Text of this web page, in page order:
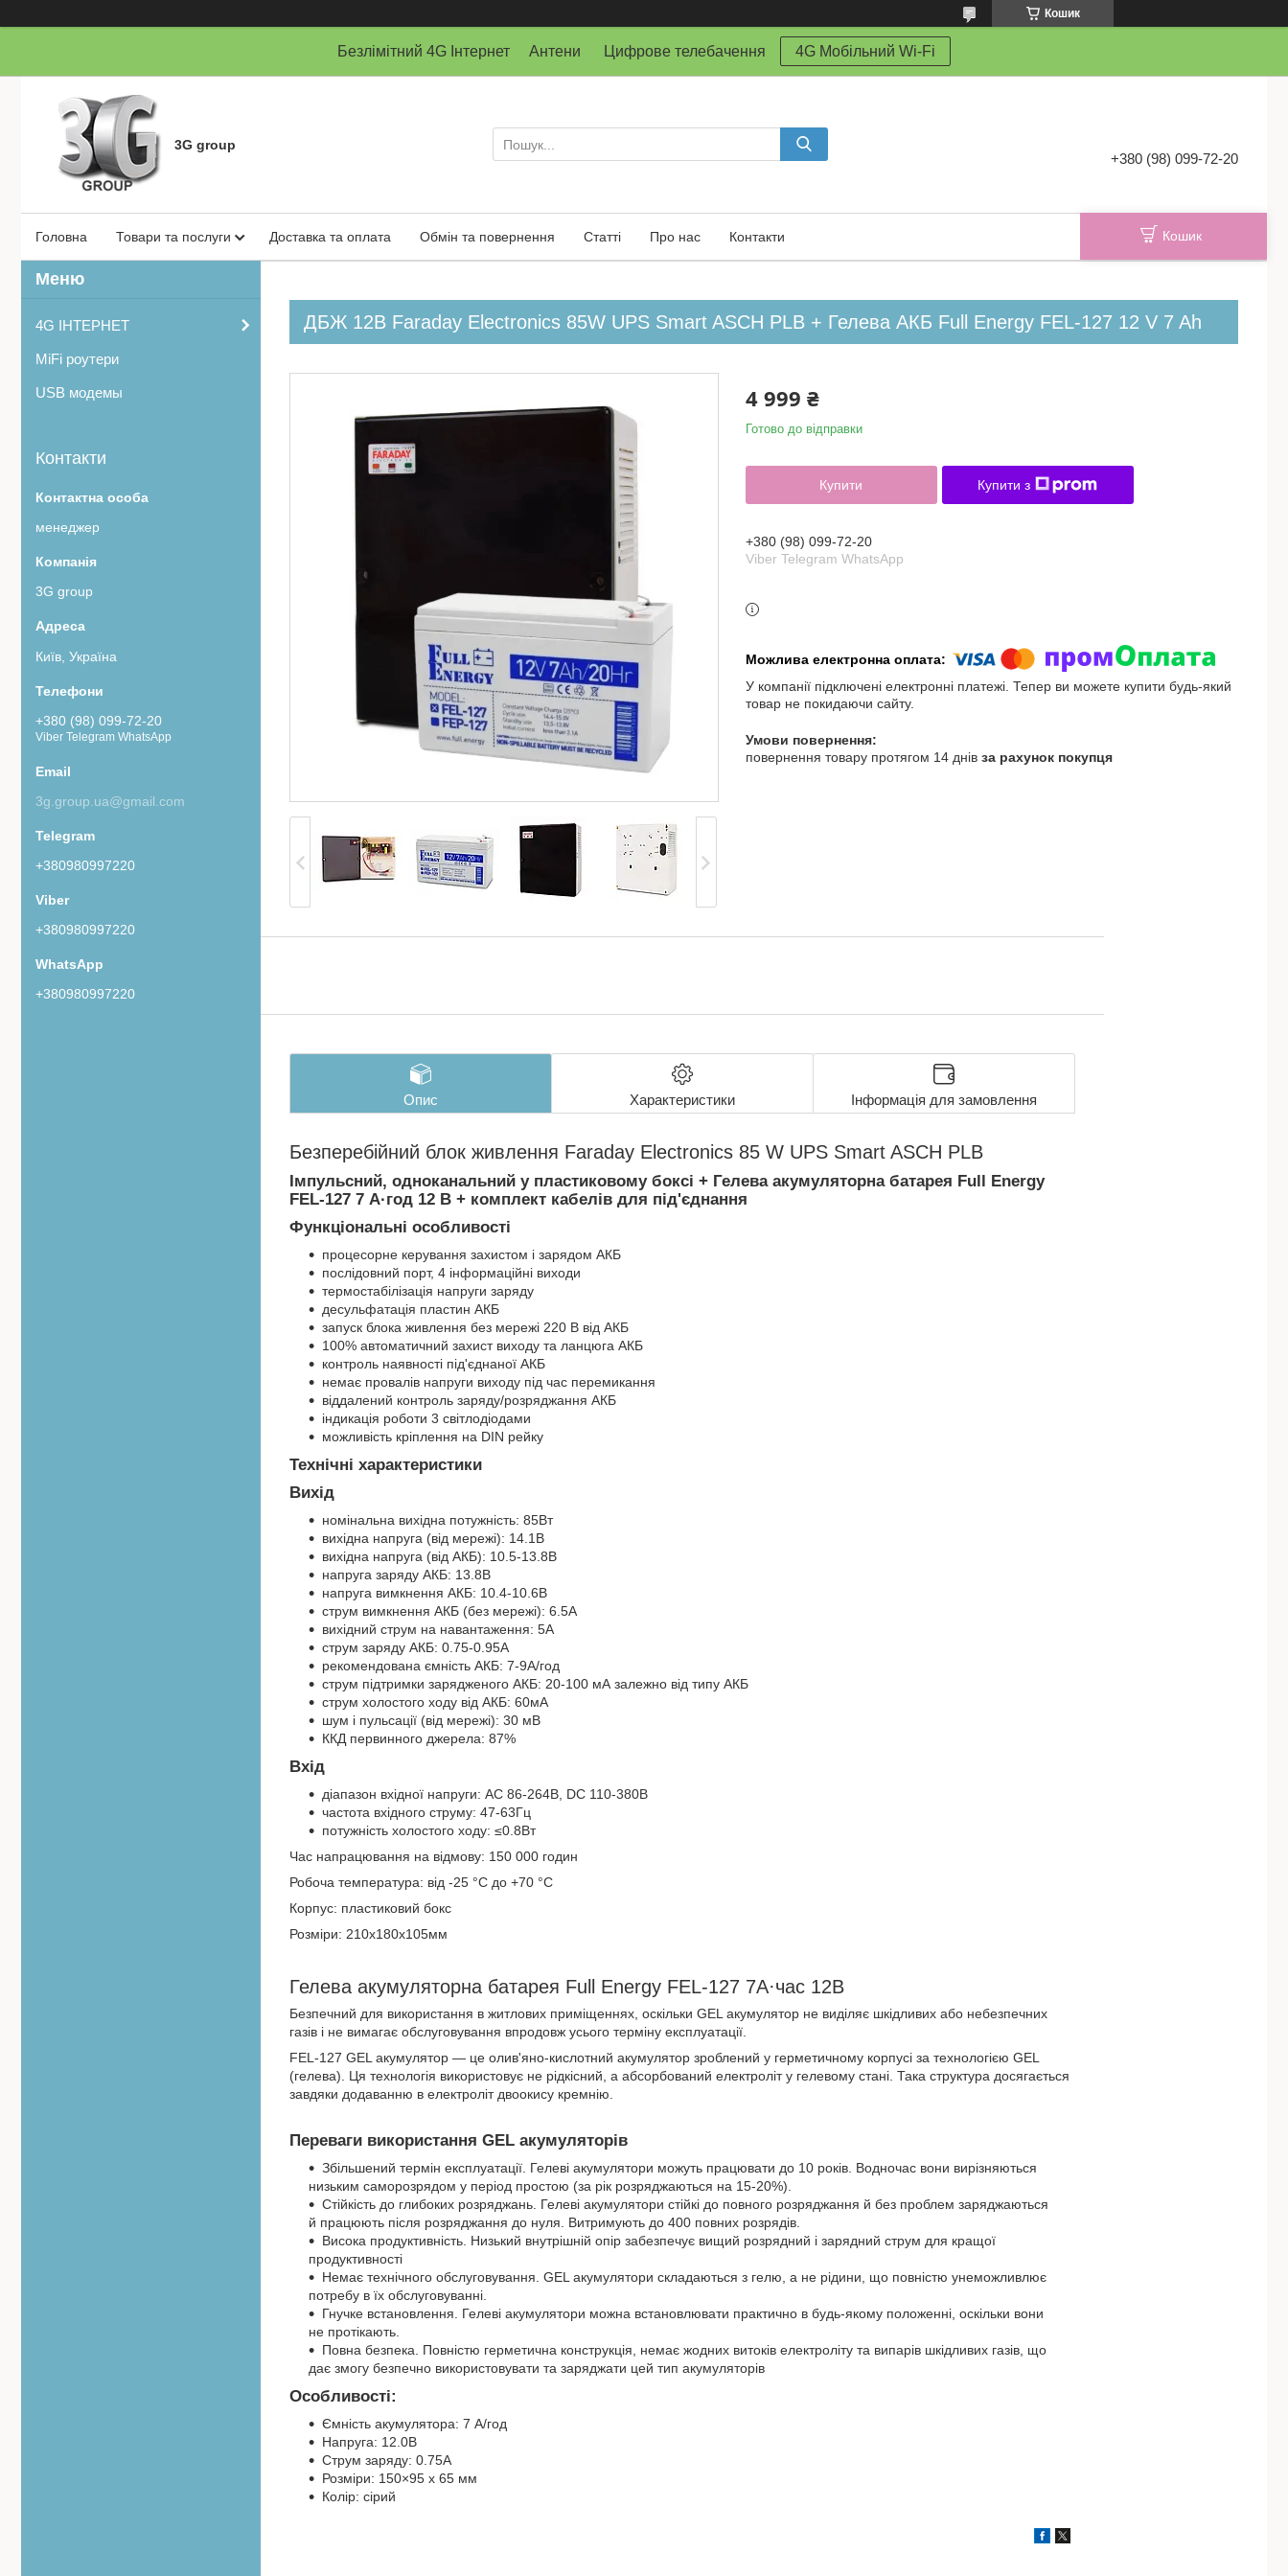
Кошик
Безлімітний 4G Інтернет Антени Цифрове телебачення 4G Мобільний Wi-Fi
3G group
+380 (98) 099-72-20
Головна Товари та послуги Доставка та оплата Обмін та повернення Статті Про нас Контакти Кошик
ДБЖ 12В Faraday Electronics 85W UPS Smart ASCH PLB + Гелева АКБ Full Energy FEL-127 12 V 7 Ah
4 999 ₴
Готово до відправки
Купити Купити з
+380 (98) 099-72-20
Viber Telegram WhatsApp
У компанії підключені електронні платежі. Тепер ви можете купити будь-який
товар не покидаючи сайту.
повернення товару протягом 14 днів за рахунок покупця
Опис Характеристики Інформація для замовлення
Безперебійний блок живлення Faraday Electronics 85 W UPS Smart ASCH PLB
Імпульсний, одноканальний у пластиковому боксі + Гелева акумуляторна батарея Full Energy
FEL-127 7 А·год 12 В + комплект кабелів для під'єднання
Функціональні особливості
процесорне керування захистом і зарядом АКБ
послідовний порт, 4 інформаційні виходи
термостабілізація напруги заряду
десульфатація пластин АКБ
запуск блока живлення без мережі 220 В від АКБ
100% автоматичний захист виходу та ланцюга АКБ
контроль наявності під'єднаної АКБ
немає провалів напруги виходу під час перемикання
віддалений контроль заряду/розряджання АКБ
індикація роботи 3 світлодіодами
можливість кріплення на DIN рейку
Технічні характеристики
Вихід
номінальна вихідна потужність: 85Вт
вихідна напруга (від мережі): 14.1В
вихідна напруга (від АКБ): 10.5-13.8В
напруга заряду АКБ: 13.8В
напруга вимкнення АКБ: 10.4-10.6В
струм вимкнення АКБ (без мережі): 6.5А
вихідний струм на навантаження: 5А
струм заряду АКБ: 0.75-0.95А
рекомендована ємність АКБ: 7-9А/год
струм підтримки зарядженого АКБ: 20-100 мА залежно від типу АКБ
струм холостого ходу від АКБ: 60мА
шум і пульсації (від мережі): 30 мВ
ККД первинного джерела: 87%
Вхід
діапазон вхідної напруги: AC 86-264В, DC 110-380В
частота вхідного струму: 47-63Гц
потужність холостого ходу: ≤0.8Вт
Час напрацювання на відмову: 150 000 годин
Робоча температура: від -25 °C до +70 °C
Корпус: пластиковий бокс
Розміри: 210х180х105мм
Гелева акумуляторна батарея Full Energy FEL-127 7А·час 12В
Безпечний для використання в житлових приміщеннях, оскільки GEL акумулятор не виділяє шкідливих або небезпечних
газів і не вимагає обслуговування впродовж усього терміну експлуатації.
FEL-127 GEL акумулятор — це олив'яно-кислотний акумулятор зроблений у герметичному корпусі за технологією GEL
(гелева). Ця технологія використовує не рідкісний, а абсорбований електроліт у гелевому стані. Така структура досягається
завдяки додаванню в електроліт двоокису кремнію.
Переваги використання GEL акумуляторів
Збільшений термін експлуатації. Гелеві акумулятори можуть працювати до 10 років. Водночас вони вирізняються
низьким саморозрядом у період простою (за рік розряджаються на 15-20%).
Стійкість до глибоких розряджань. Гелеві акумулятори стійкі до повного розряджання й без проблем заряджаються
й працюють після розряджання до нуля. Витримують до 400 повних розрядів.
Висока продуктивність. Низький внутрішній опір забезпечує вищий розрядний і зарядний струм для кращої
продуктивності
Немає технічного обслуговування. GEL акумулятори складаються з гелю, а не рідини, що повністю унеможливлює
потребу в їх обслуговуванні.
Гнучке встановлення. Гелеві акумулятори можна встановлювати практично в будь-якому положенні, оскільки вони
не протікають.
Повна безпека. Повністю герметична конструкція, немає жодних витоків електроліту та випарів шкідливих газів, що
дає змогу безпечно використовувати та заряджати цей тип акумуляторів
Особливості:
Ємність акумулятора: 7 А/год
Напруга: 12.0В
Струм заряду: 0.75А
Розміри: 150×95 x 65 мм
Колір: сірий
4G ІНТЕРНЕТ
MiFi роутери
USB модемы
Контакти
менеджер
3G group
Київ, Україна
+380 (98) 099-72-20
Viber Telegram WhatsApp
3g.group.ua@gmail.com
+380980997220
+380980997220
+380980997220